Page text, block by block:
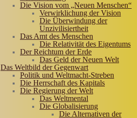
Die Vision vom „Neuen Menschen“
Verwirklichung der Vision
Die Überwindung der
Unzivilisiertheit
Das Amt des Menschen
Die Relativität des Eigentums
Der Reichtum der Erde
Das Geld der Neuen Welt
Das Weltbild der Gegenwart
Politik und Weltmacht-Streben
Die Herrschaft des Kapitals
Die Regierung der Welt
Das Weltmental
Die Globalisierung
Die Alternativen der